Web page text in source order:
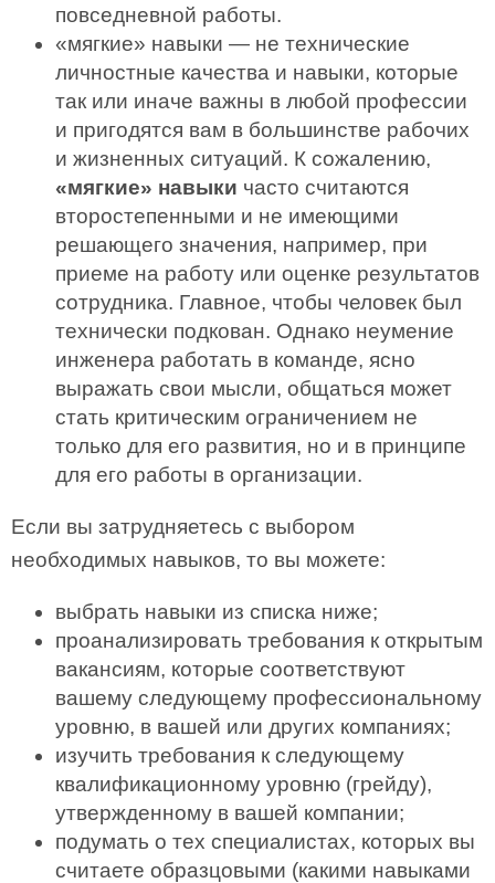
повседневной работы.
«мягкие» навыки — не технические
личностные качества и навыки, которые
так или иначе важны в любой профессии
и пригодятся вам в большинстве рабочих
и жизненных ситуаций. К сожалению,
«мягкие» навыки часто считаются
второстепенными и не имеющими
решающего значения, например, при
приеме на работу или оценке результатов
сотрудника. Главное, чтобы человек был
технически подкован. Однако неумение
инженера работать в команде, ясно
выражать свои мысли, общаться может
стать критическим ограничением не
только для его развития, но и в принципе
для его работы в организации.
Если вы затрудняетесь с выбором
необходимых навыков, то вы можете:
выбрать навыки из списка ниже;
проанализировать требования к открытым
вакансиям, которые соответствуют
вашему следующему профессиональному
уровню, в вашей или других компаниях;
изучить требования к следующему
квалификационному уровню (грейду),
утвержденному в вашей компании;
подумать о тех специалистах, которых вы
считаете образцовыми (какими навыками